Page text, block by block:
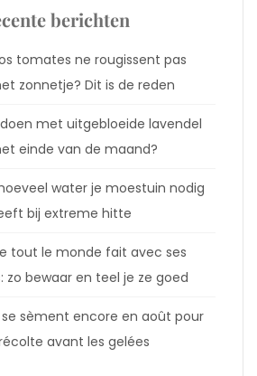
berichten
tomates ne rougissent pas
zonnetje? Dit is de reden
met uitgebloeide lavendel
einde van de maand?
water je moestuin nodig
bij extreme hitte
tout le monde fait avec ses
zo bewaar en teel je ze goed
sèment encore en août pour
avant les gelées